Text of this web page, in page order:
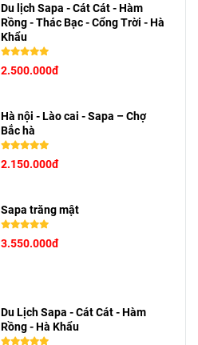
Du lịch Sapa - Cát Cát - Hàm
Rồng - Thác Bạc - Cổng Trời - Hà
Khẩu
2.500.000đ
Hà nội - Lào cai - Sapa – Chợ
Bắc hà
2.150.000đ
Sapa trăng mật
3.550.000đ
Du Lịch Sapa - Cát Cát - Hàm
Rồng - Hà Khẩu